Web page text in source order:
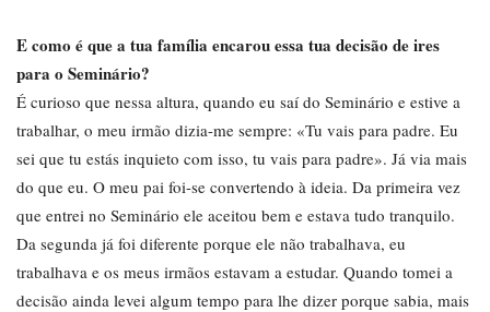
E como é que a tua família encarou essa tua decisão de ires
para o Seminário?
É curioso que nessa altura, quando eu saí do Seminário e estive a
trabalhar, o meu irmão dizia-me sempre: «Tu vais para padre. Eu
sei que tu estás inquieto com isso, tu vais para padre». Já via mais
do que eu. O meu pai foi-se convertendo à ideia. Da primeira vez
que entrei no Seminário ele aceitou bem e estava tudo tranquilo.
Da segunda já foi diferente porque ele não trabalhava, eu
trabalhava e os meus irmãos estavam a estudar. Quando tomei a
decisão ainda levei algum tempo para lhe dizer porque sabia, mais